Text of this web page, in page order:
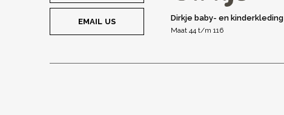
EMAIL US Dirkje baby- en kinderkleding
Maat 44 t/m 116